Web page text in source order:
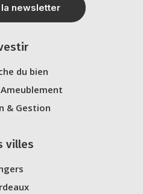
newsletter
du bien
& Gestion
villes